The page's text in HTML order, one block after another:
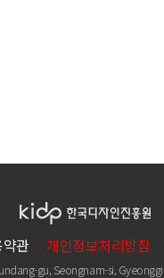
관 개인정보처리방침
gu, Seongnam-si,